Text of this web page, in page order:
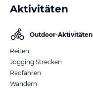
Aktivitäten
Outdoor-Aktivitäten
Reiten
Jogging Strecken
Radfahren
Wandern